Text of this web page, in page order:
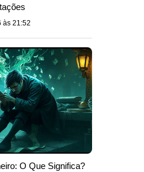
às 21:52
O Que Significa?